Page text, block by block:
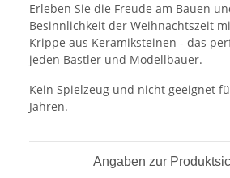
Erleben Sie die Freude am Bauen
Besinnlichkeit der Weihnachtszeit
Krippe aus Keramiksteinen - das
jeden Bastler und Modellbauer.
Kein Spielzeug und nicht geeignet
Jahren.
Angaben zur